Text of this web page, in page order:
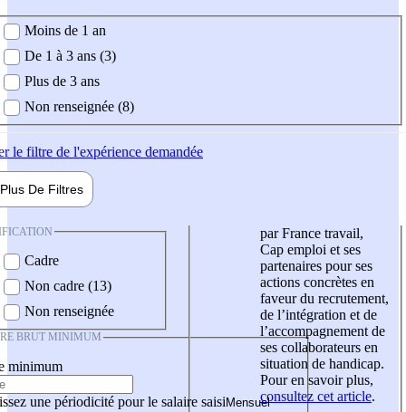
demandée
Moins de 1 an
De 1 à 3 ans (3)
Plus de 3 ans
Non renseignée (8)
le filtre de l'expérience demandée
Plus De Filtres
Cadre
Non cadre (13)
Non renseignée
BRUT MINIMUM
minimum
une périodicité pour le salaire saisi
par France travail,
Cap emploi et ses
partenaires pour ses
actions concrètes en
faveur du recrutement,
de l’intégration et de
l’accompagnement de
ses collaborateurs en
situation de handicap.
Pour en savoir plus,
consultez cet article.